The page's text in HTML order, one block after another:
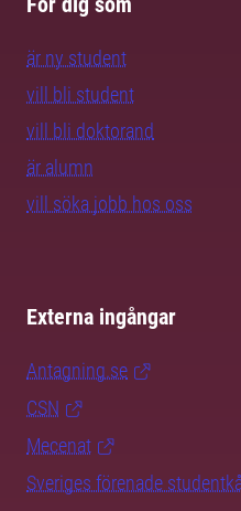
är ny student
vill bli student
vill bli doktorand
är alumn
vill söka jobb hos oss
Externa ingångar
Antagning.se
CSN
Mecenat
Sveriges förenade